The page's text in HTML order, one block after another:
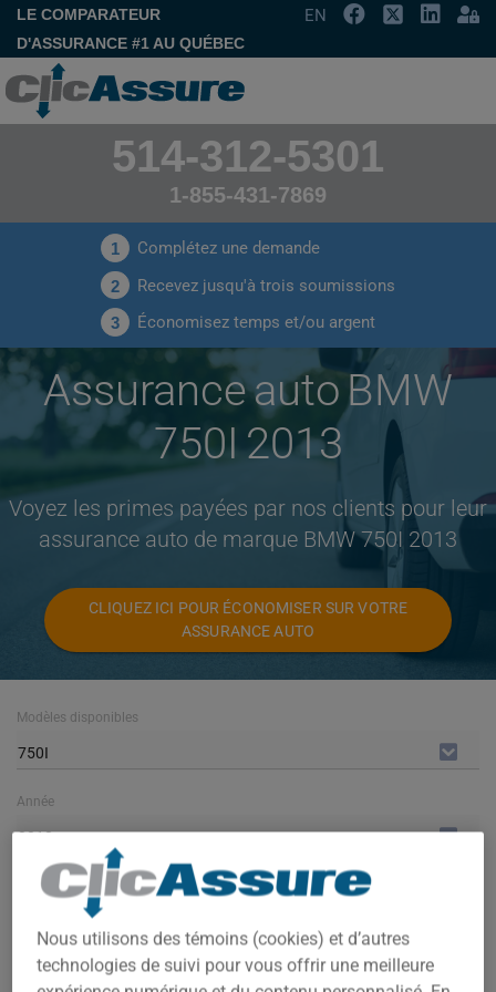
LE COMPARATEUR
D'ASSURANCE #1 AU QUÉBEC
EN
514-312-5301
1-855-431-7869
1 Complétez une demande
2 Recevez jusqu'à trois soumissions
3 Économisez temps et/ou argent
Assurance auto BMW
750I 2013
Voyez les primes payées par nos clients pour leur
assurance auto de marque BMW 750I 2013
CLIQUEZ ICI POUR ÉCONOMISER SUR VOTRE
ASSURANCE AUTO
Modèles disponibles
750I
Année
2013
Villes
TOUTES LES VILLES
Nous utilisons des témoins (cookies) et d’autres
technologies de suivi pour vous offrir une meilleure